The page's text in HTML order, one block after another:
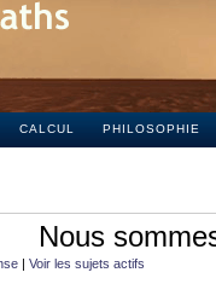
CALCUL PHILOSOPHIE
Nous
| Voir les sujets actifs